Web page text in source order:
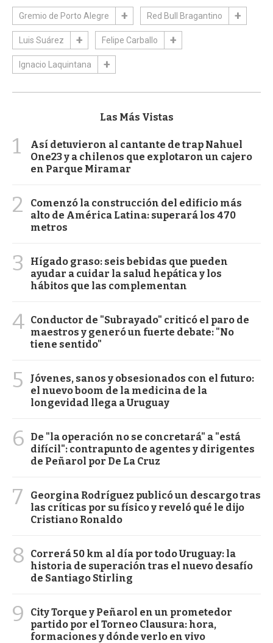
Gremio de Porto Alegre Red Bull Bragantino
Luis Suárez Felipe Carballo
Ignacio Laquintana
Las Más Vistas
1
Así detuvieron al cantante de trap Nahuel
One23 y a chilenos que explotaron un cajero
en Parque Miramar
2
Comenzó la construcción del edificio más
alto de América Latina: superará los 470
metros
3
Hígado graso: seis bebidas que pueden
ayudar a cuidar la salud hepática y los
hábitos que las complementan
4 Conductor de "Subrayado" criticó el paro de
maestros y generó un fuerte debate: "No
tiene sentido"
5
Jóvenes, sanos y obsesionados con el futuro:
el nuevo boom de la medicina de la
longevidad llega a Uruguay
6
De "la operación no se concretará" a "está
difícil": contrapunto de agentes y dirigentes
de Peñarol por De La Cruz
7
Georgina Rodríguez publicó un descargo tras
las críticas por su físico y reveló qué le dijo
Cristiano Ronaldo
8
Correrá 50 km al día por todo Uruguay: la
historia de superación tras el nuevo desafío
de Santiago Stirling
9
City Torque y Peñarol en un prometedor
partido por el Torneo Clausura: hora,
formaciones y dónde verlo en vivo